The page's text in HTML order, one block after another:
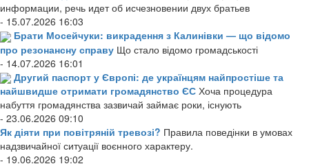
информации, речь идет об исчезновении двух братьев
- 15.07.2026 16:03
Брати Мосейчуки: викрадення з Калинівки — що відомо
про резонансну справу Що стало відомо громадськості
- 14.07.2026 16:01
Другий паспорт у Європі: де українцям найпростіше та
найшвидше отримати громадянство ЄС Хоча процедура
набуття громадянства зазвичай займає роки, існують
- 23.06.2026 09:10
Як діяти при повітряній тревозі? Правила поведінки в умовах
надзвичайної ситуації воєнного характеру.
- 19.06.2026 19:02